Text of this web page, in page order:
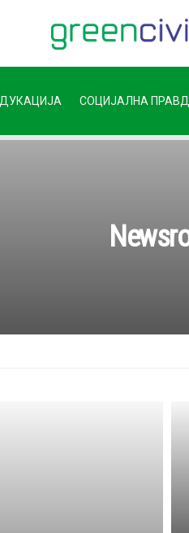
СОЦИЈАЛНА